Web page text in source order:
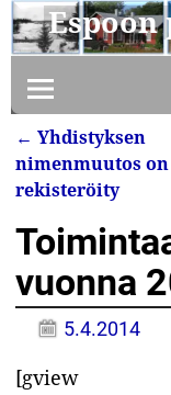
Espoon
Artikkelin
← Yhdistyksen
nimenmuutos on
rekisteröity
vuonna
5.4.2014
[gview